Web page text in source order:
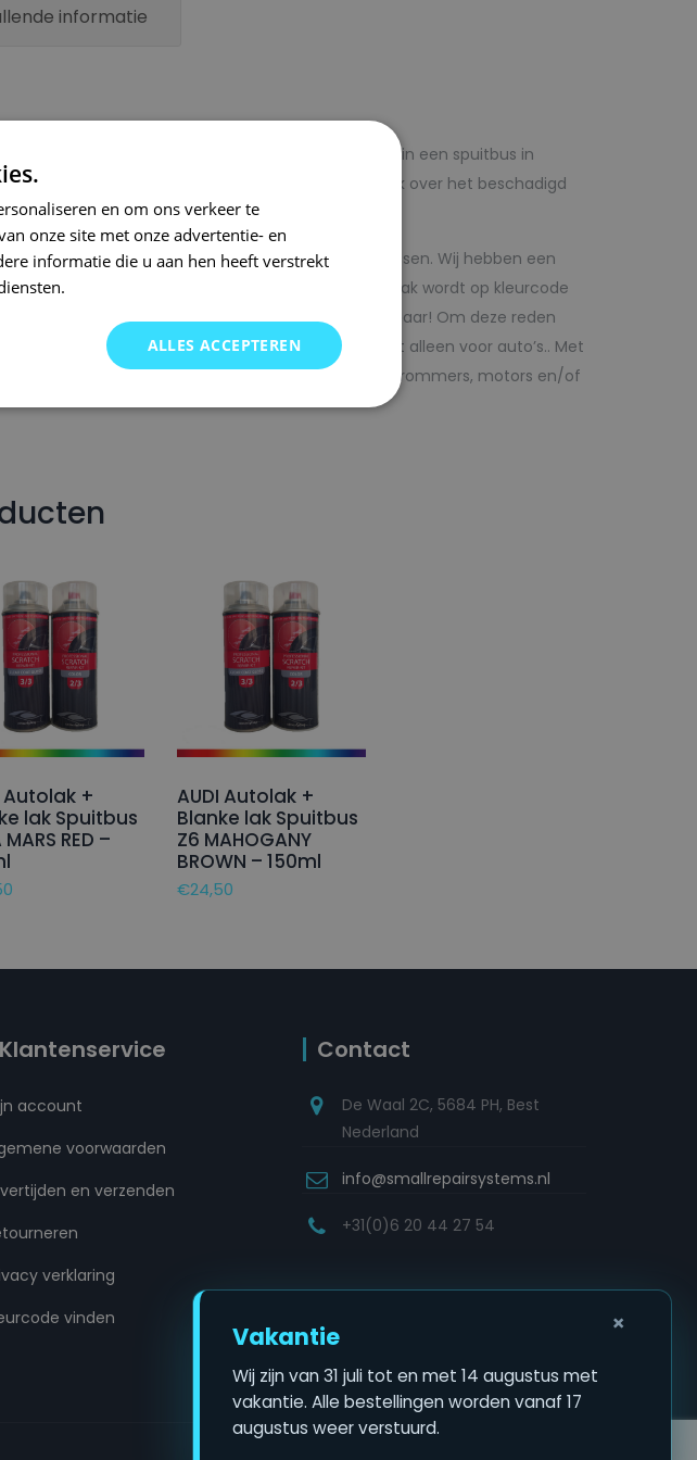
informatie
je auto behandel je nu zelf voordelig met autolak in een spuitbus in
Repair Systems. U dient op voorhand de blanke lak over het beschadigd
beter hecht.
het gaat om hoge kwaliteit autolak spuitbussen. Wij hebben een
veel kleurencombinaties in ons arsenaal. De autolak wordt op kleurcode
met professionele verf. Direct uit voorraad leverbaar! Om deze reden
kleur voor uw auto bij SRS kunt vinden. Maar niet alleen voor auto’s.. Met
bij ons ook terecht voor bedrijfswagens, scooters, brommers, motors en/of
Autolak +
lak Spuitbus
RED –
AUDI Autolak +
Blanke lak Spuitbus
Z6 MAHOGANY
BROWN – 150ml
€24,50
Klantenservice
account
voorwaarden
en verzenden
verklaring
vinden
Contact
De Waal 2C, 5684 PH, Best
Nederland
info@smallrepairsystems.nl
+31(0)6 20 44 27 54
×
Vakantie
Wij zijn van 31 juli tot en met 14 augustus met
vakantie. Alle bestellingen worden vanaf 17
augustus weer verstuurd.
en om ons verkeer te
onze site met onze advertentie- en
informatie die u aan hen heeft verstrekt
ALLES ACCEPTEREN